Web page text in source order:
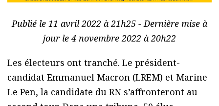
Publié le 11 avril 2022 à 21h25 - Dernière mise à
jour le 4 novembre 2022 à 20h22
Les électeurs ont tranché. Le président-
candidat Emmanuel Macron (LREM) et Marine
Le Pen, la candidate du RN s’affronteront au